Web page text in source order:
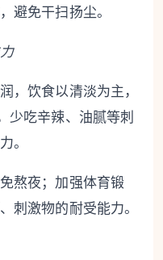
避免干扫扬尘。
，饮食以清淡为主，
少吃辛辣、油腻等刺
。
熬夜；加强体育锻
刺激物的耐受能力。